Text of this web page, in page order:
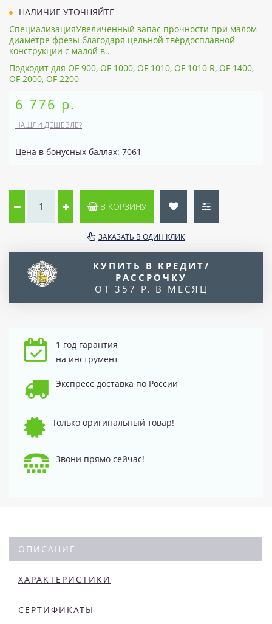
НАЛИЧИЕ УТОЧНЯЙТЕ
СпециализацияУвеличенный запас прочности при малом
диаметре фрезы благодаря цельной твёрдосплавной
конструкции с малой в..
Подходит для OF 900, OF 1000, OF 1010, OF 1010 R, OF 1400,
OF 2000, OF 2200
6 776 р.
НАШЛИ ДЕШЕВЛЕ?
Цена в бонусных баллах: 7061
В КОРЗИНУ
ЗАКАЗАТЬ В ОДИН КЛИК
КУПИТЬ В КРЕДИТ/
РАССРОЧКУ
ОТ 357 Р. В МЕСЯЦ
1 год гарантия
на инструмент
Экспресс доставка по России
Только оригинальный товар!
Звони прямо сейчас!
ОПИСАНИЕ
ХАРАКТЕРИСТИКИ
СЕРТИФИКАТЫ